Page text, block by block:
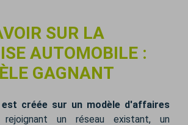
SUR LA
AUTOMOBILE :
GAGNANT
créée sur un modèle d'affaires
rejoignant un réseau existant, un